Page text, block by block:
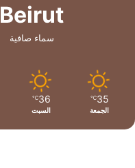
Beirut
سماء صافية
35
℃
الجمعة
36
℃
السبت